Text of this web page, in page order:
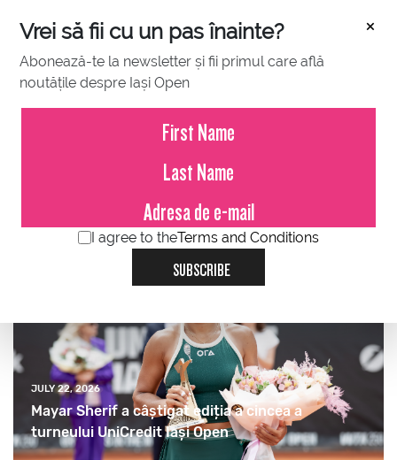
×
Vrei să fii cu un pas înainte?
Abonează-te la newsletter și fii primul care află
noutățile despre Iași Open
I agree to theTerms and Conditions
SUBSCRIBE
Comunicat de presă – Iași
Open 2026
JULY 22, 2026
Mayar Sherif a câștigat ediția a cincea a
turneului UniCredit Iași Open